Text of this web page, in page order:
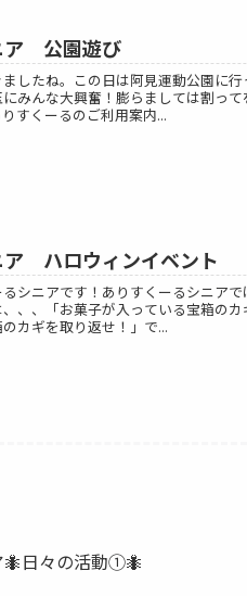
ア 公園遊び
したね。この日は阿見運動公園に
にみんな大興奮！膨らましては割っ
すくーるのご利用案内...
ア ハロウィンイベント
シニアです！ありすくーるシニア
、、「お菓子が入っている宝箱の
カギを取り返せ！」で...
🐜日々の活動①🐜